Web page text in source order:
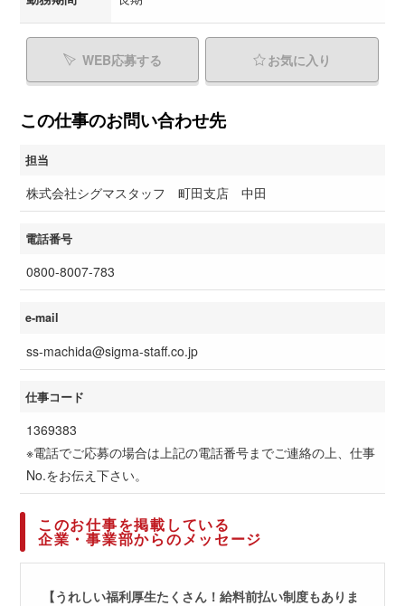
WEB応募する お気に入り
この仕事のお問い合わせ先
担当
株式会社シグマスタッフ 町田支店 中田
電話番号
0800-8007-783
e-mail
ss-machida@sigma-staff.co.jp
仕事コード
1369383
※電話でご応募の場合は上記の電話番号までご連絡の上、仕事
No.をお伝え下さい。
このお仕事を掲載している
企業・事業部からのメッセージ
【うれしい福利厚生たくさん！給料前払い制度もありま